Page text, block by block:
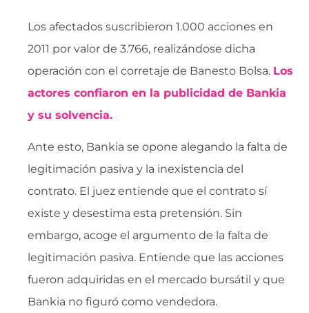
Los afectados suscribieron 1.000 acciones en
2011 por valor de 3.766, realizándose dicha
operación con el corretaje de Banesto Bolsa. Los
actores confiaron en la publicidad de Bankia
y su solvencia.
Ante esto, Bankia se opone alegando la falta de
legitimación pasiva y la inexistencia del
contrato. El juez entiende que el contrato sí
existe y desestima esta pretensión. Sin
embargo, acoge el argumento de la falta de
legitimación pasiva. Entiende que las acciones
fueron adquiridas en el mercado bursátil y que
Bankia no figuró como vendedora.